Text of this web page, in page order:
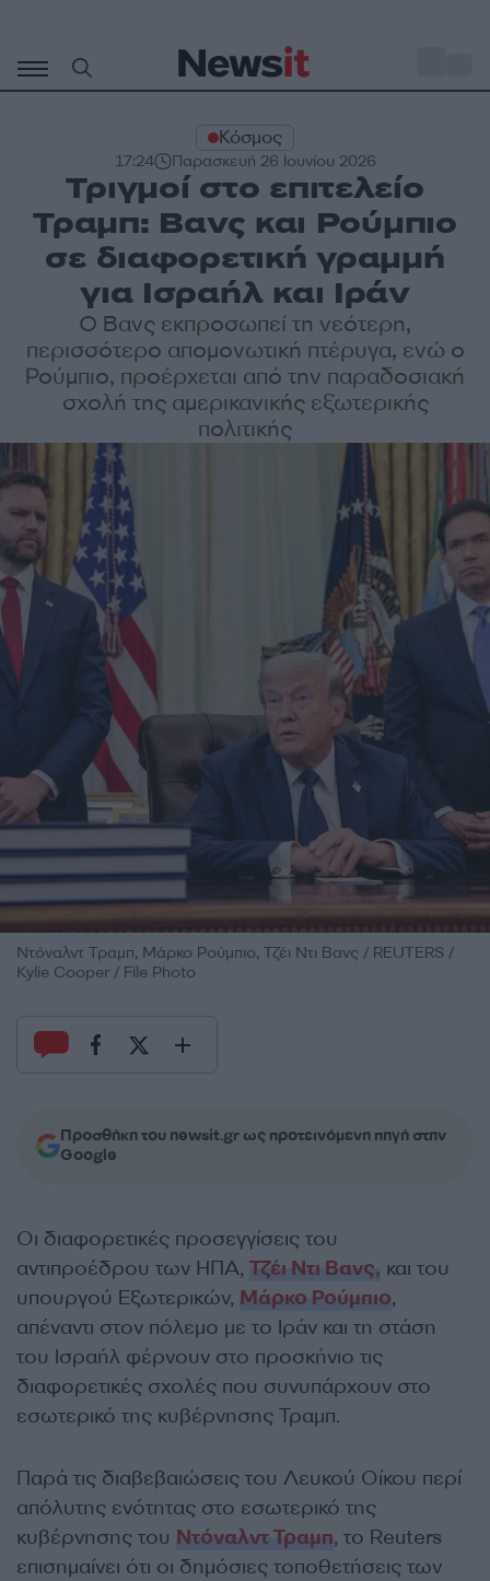
περιεχόμενο
Κόσμος
17:24 Παρασκευή 26 Ιουνίου 2026
Τριγμοί στο επιτελείο
Τραμπ: Βανς και Ρούμπιο
σε διαφορετική γραμμή
για Ισραήλ και Ιράν
Ο Βανς εκπροσωπεί τη νεότερη,
περισσότερο απομονωτική πτέρυγα, ενώ ο
Ρούμπιο, προέρχεται από την παραδοσιακή
σχολή της αμερικανικής εξωτερικής
πολιτικής
Ντόναλντ Τραμπ, Μάρκο Ρούμπιο, Τζέι Ντι Βανς / REUTERS /
Kylie Cooper / File Photo
Προσθήκη του newsit.gr ως προτεινόμενη πηγή στην
Google
Οι διαφορετικές προσεγγίσεις του
αντιπροέδρου των ΗΠΑ, Τζέι Ντι Βανς, και του
υπουργού Εξωτερικών, Μάρκο Ρούμπιο,
απέναντι στον πόλεμο με το Ιράν και τη στάση
του Ισραήλ φέρνουν στο προσκήνιο τις
διαφορετικές σχολές που συνυπάρχουν στο
εσωτερικό της κυβέρνησης Τραμπ.
Παρά τις διαβεβαιώσεις του Λευκού Οίκου περί
απόλυτης ενότητας στο εσωτερικό της
κυβέρνησης του Ντόναλντ Τραμπ, το Reuters
επισημαίνει ότι οι δημόσιες τοποθετήσεις των